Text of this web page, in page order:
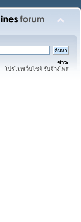
ข่าว:
โปรโมทเว็บไซต์ รับจ้างโพส